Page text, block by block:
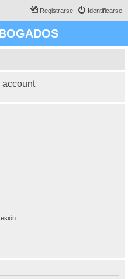
Identificarse
Registrarse
account